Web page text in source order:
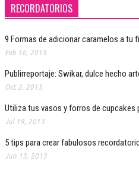
RECORDATORIOS
9 Formas de adicionar caramelos a tu
Feb 16, 2015
Publirreportaje: Swikar, dulce hecho
Oct 2, 2013
Utiliza tus vasos y forros de cupcakes
Jul 19, 2013
5 tips para crear fabulosos
Jun 13, 2013